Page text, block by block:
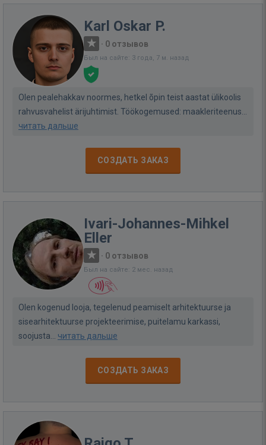
Karl Oskar P.
· 0 отзывов
Был на сайте: 3 года, 7 м. назад
Olen pealehakkav noormes, hetkel õpin teist aastat ülikoolis
rahvusvahelist ärijuhtimist. Töökogemused: maakleriteenus...
читать дальше
СОЗДАТЬ ЗАКАЗ
Ivari-Johannes-Mihkel
Eller
· 0 отзывов
Был на сайте: 2 мес. назад
Olen kogenud looja, tegelenud peamiselt arhitektuurse ja
sisearhitektuurse projekteerimise, puitelamu karkassi,
soojusta... читать дальше
СОЗДАТЬ ЗАКАЗ